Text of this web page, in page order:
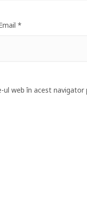
*
ul web în acest